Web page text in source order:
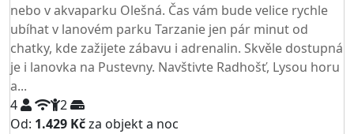
nebo v akvaparku Olešná. Čas vám bude velice rychle
ubíhat v lanovém parku Tarzanie jen pár minut od
chatky, kde zažijete zábavu i adrenalin. Skvěle dostupná
je i lanovka na Pustevny. Navštivte Radhošť, Lysou horu
a...
4
2
Od: 1.429 Kčza objekt a noc